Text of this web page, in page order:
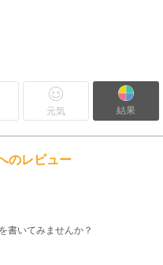
元気 結果
のレビュー
書いてみませんか？